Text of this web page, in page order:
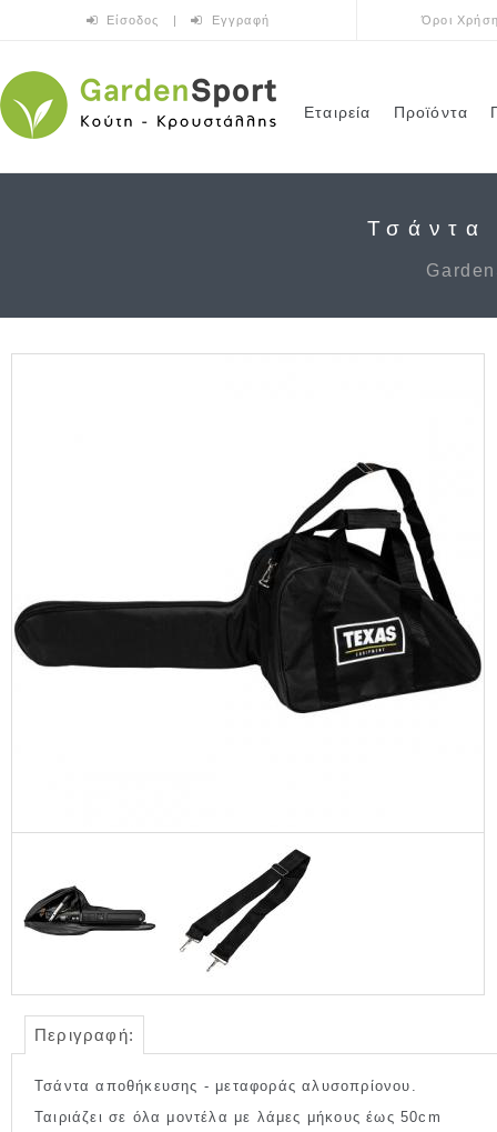
Είσοδος | Εγγραφή Όροι
Εταιρεία Προϊόντα
Τσάντα
Περιγραφή:
Τσάντα αποθήκευσης - μεταφοράς αλυσοπρίονου.
Ταιριάζει σε όλα μοντέλα με λάμες μήκους έως 50cm